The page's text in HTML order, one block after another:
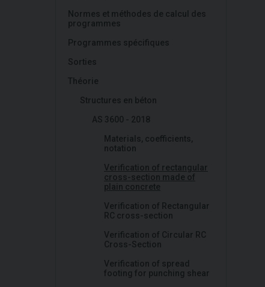
Normes et méthodes de calcul des
programmes
Programmes spécifiques
Sorties
Théorie
Structures en béton
AS 3600 - 2018
Materials, coefficients,
notation
Verification of rectangular
cross-section made of
plain concrete
Verification of Rectangular
RC cross-section
Verification of Circular RC
Cross-Section
Verification of spread
footing for punching shear